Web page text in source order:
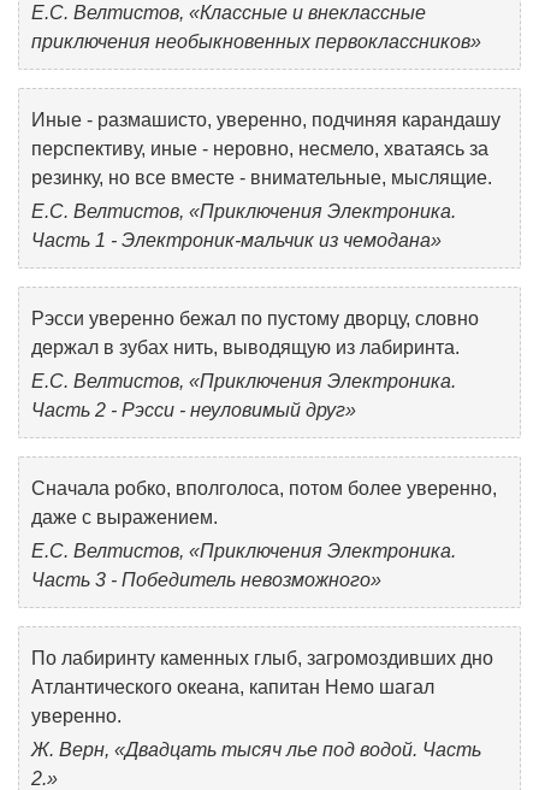
Е.С. Велтистов, «Классные и внеклассные
приключения необыкновенных первоклассников»
Иные - размашисто, уверенно, подчиняя карандашу
перспективу, иные - неровно, несмело, хватаясь за
резинку, но все вместе - внимательные, мыслящие.
Е.С. Велтистов, «Приключения Электроника.
Часть 1 - Электроник-мальчик из чемодана»
Рэсси уверенно бежал по пустому дворцу, словно
держал в зубах нить, выводящую из лабиринта.
Е.С. Велтистов, «Приключения Электроника.
Часть 2 - Рэсси - неуловимый друг»
Сначала робко, вполголоса, потом более уверенно,
даже с выражением.
Е.С. Велтистов, «Приключения Электроника.
Часть 3 - Победитель невозможного»
По лабиринту каменных глыб, загромоздивших дно
Атлантического океана, капитан Немо шагал
уверенно.
Ж. Верн, «Двадцать тысяч лье под водой. Часть
2.»